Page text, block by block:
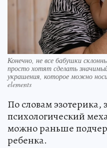
Конечно, не все бабушки
просто хотят сделать
украшения, которое можно
elements
По словам эзотерика,
психологический
можно раньше
ребенка.